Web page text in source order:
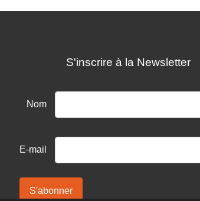
S'inscrire à la Newsletter
Nom
E-mail
S'abonner